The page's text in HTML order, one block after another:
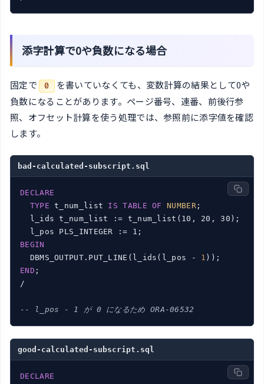
添字計算で0や負数になる場合
固定で 0 を書いていなくても、変数計算の結果として0や
負数になることがあります。ページ番号、連番、前後行参
照、オフセット計算を使う処理では、参照前に添字値を確認
します。
bad-calculated-subscript.sql
DECLARE
TYPE t_num_list IS TABLE OF NUMBER;
  l_ids t_num_list := t_num_list(10, 20, 30);
BEGIN
  DBMS_OUTPUT.PUT_LINE(l_ids(l_pos -
1
END ;
/
-- l_pos - 1 が 0 になるため ORA-06532
good-calculated-subscript.sql
DECLARE